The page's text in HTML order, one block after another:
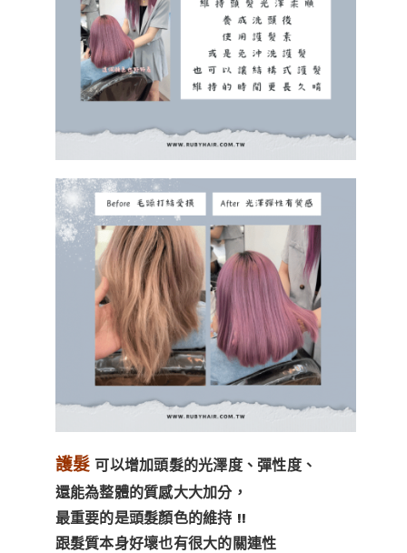
護髮 可以增加頭髮的光澤度、彈性度、
還能為整體的質感大大加分，
最重要的是頭髮顏色的維持 !!
跟髮質本身好壞也有很大的關連性